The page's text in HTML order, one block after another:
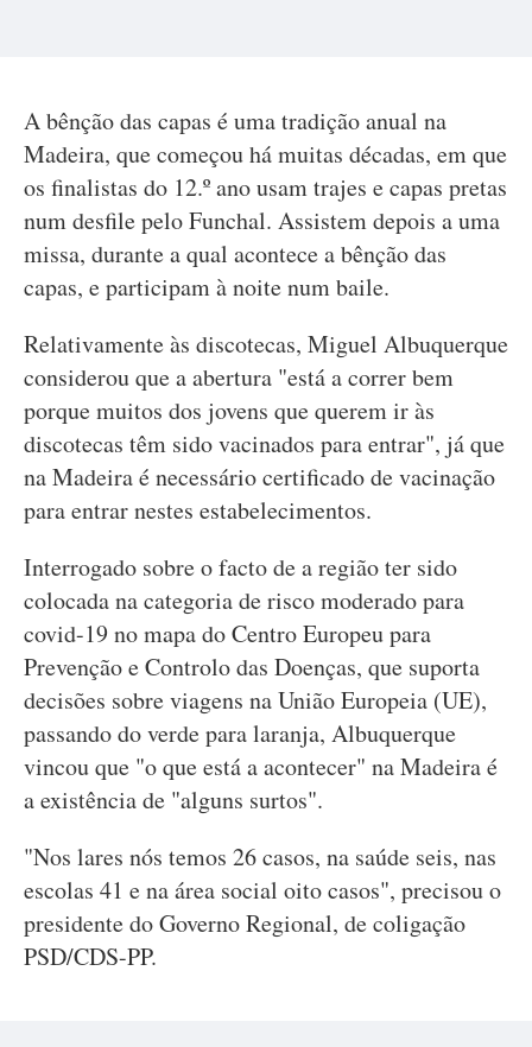
A bênção das capas é uma tradição anual na
Madeira, que começou há muitas décadas, em que
os finalistas do 12.º ano usam trajes e capas pretas
num desfile pelo Funchal. Assistem depois a uma
missa, durante a qual acontece a bênção das
capas, e participam à noite num baile.
Relativamente às discotecas, Miguel Albuquerque
considerou que a abertura "está a correr bem
porque muitos dos jovens que querem ir às
discotecas têm sido vacinados para entrar", já que
na Madeira é necessário certificado de vacinação
para entrar nestes estabelecimentos.
Interrogado sobre o facto de a região ter sido
colocada na categoria de risco moderado para
covid-19 no mapa do Centro Europeu para
Prevenção e Controlo das Doenças, que suporta
decisões sobre viagens na União Europeia (UE),
passando do verde para laranja, Albuquerque
vincou que "o que está a acontecer" na Madeira é
a existência de "alguns surtos".
"Nos lares nós temos 26 casos, na saúde seis, nas
escolas 41 e na área social oito casos", precisou o
presidente do Governo Regional, de coligação
PSD/CDS-PP.